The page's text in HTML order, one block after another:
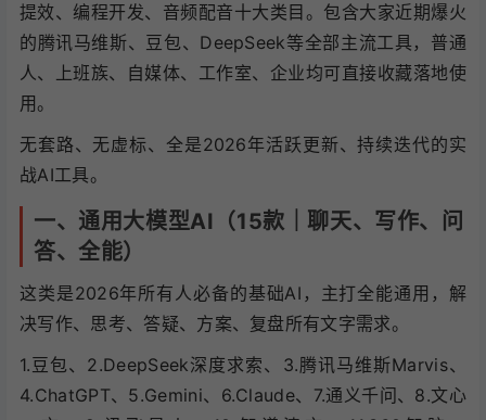
提效、编程开发、音频配音十大类目。包含大家近期爆火
的腾讯马维斯、豆包、DeepSeek等全部主流工具，普通
人、上班族、自媒体、工作室、企业均可直接收藏落地使
用。
无套路、无虚标、全是2026年活跃更新、持续迭代的实
战AI工具。
一、通用大模型AI（15款｜聊天、写作、问
答、全能）
这类是2026年所有人必备的基础AI，主打全能通用，解
决写作、思考、答疑、方案、复盘所有文字需求。
1.豆包、2.DeepSeek深度求索、3.腾讯马维斯Marvis、
4.ChatGPT、5.Gemini、6.Claude、7.通义千问、8.文心